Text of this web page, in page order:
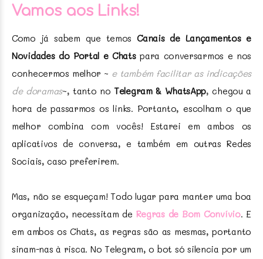
Vamos aos Links!
Como já sabem que temosCanais de Lançamentos e
Novidades do Portal e Chatspara conversarmos e nos
conhecermos melhor ~ e também facilitar as indicações
de doramas~, tanto noTelegram & WhatsApp, chegou a
hora de passarmos os links. Portanto, escolham o que
melhor combina com vocês! Estarei em ambos os
aplicativos de conversa, e também em outras Redes
Sociais, caso preferirem.
Mas, não se esqueçam! Todo lugar para manter uma boa
organização, necessitam de Regras de Bom Convívio. E
em ambos os Chats, as regras são as mesmas, portanto
sinam-nas à risca. No Telegram, o bot só silencia por um